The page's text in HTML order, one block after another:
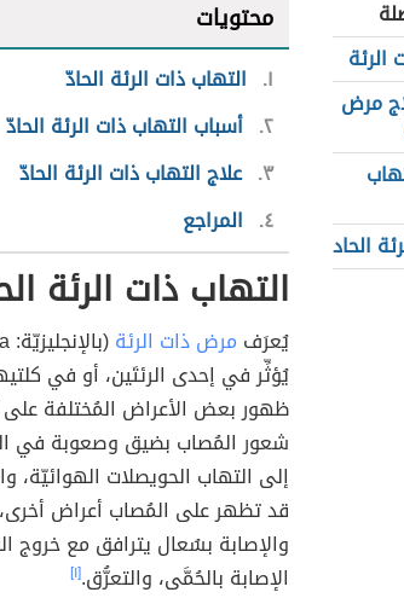
مرض
الحاد
محتويات
١ التهاب ذات الرئة الحادّ
٢ أسباب التهاب ذات الرئة الحادّ
٣ علاج التهاب ذات الرئة الحادّ
٤ المراجع
التهاب ذات الرئة
يُعرَف مرض ذات الرئة
يُؤثِّر في إحدى الرئتَين، أو في
ظهور بعض الأعراض المُختلفة
شعور المُصاب بضيق وصعوبة في
إلى التهاب الحويصلات الهوائيّة،
قد تظهر على المُصاب أعراض أخرى،
والإصابة بسُعال يترافق مع خروج
الإصابة بالحُمَّى، والتعرُّق.[١]